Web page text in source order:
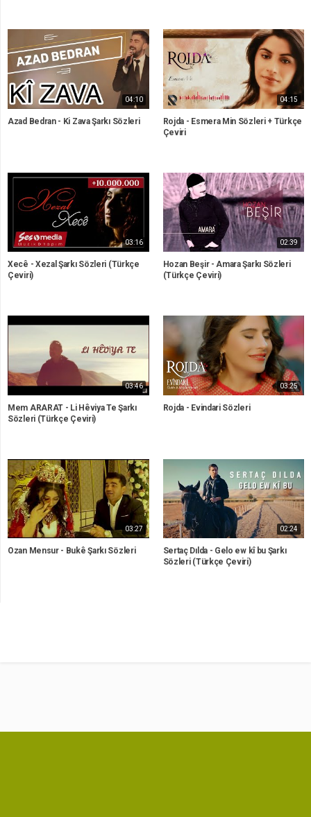
04:10
Azad Bedran - Ki Zava Şarkı Sözleri
04:15
Rojda - Esmera Min Sözleri + Türkçe
Çeviri
03:16
Xecê - Xezal Şarkı Sözleri (Türkçe
Çeviri)
02:39
Hozan Beşir - Amara Şarkı Sözleri
(Türkçe Çeviri)
03:46
Mem ARARAT - Li Hêviya Te Şarkı
Sözleri (Türkçe Çeviri)
03:25
Rojda - Evindari Sözleri
03:27
Ozan Mensur - Bukê Şarkı Sözleri
02:24
Sertaç Dılda - Gelo ew kî bu Şarkı
Sözleri (Türkçe Çeviri)